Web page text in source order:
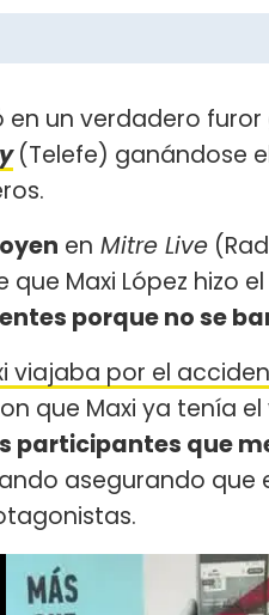
en un verdadero
(Telefe) ganándose
en Mitre Live
Maxi López hizo
porque no se
viajaba por el
que Maxi ya tenía
participantes que
asegurando que